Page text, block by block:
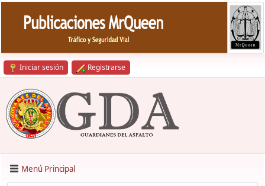
Iniciar sesión Registrarse
Menú Principal